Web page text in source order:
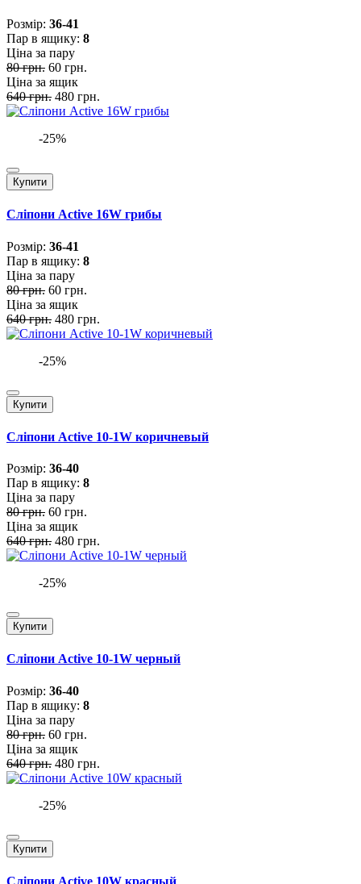
Розмiр: 36-41
Пар в ящику: 8
Ціна за пару
80 грн. 60 грн.
Ціна за ящик
640 грн. 480 грн.
-25%
Купити
Сліпони Active 16W грибы
Розмiр: 36-41
Пар в ящику: 8
Ціна за пару
80 грн. 60 грн.
Ціна за ящик
640 грн. 480 грн.
-25%
Купити
Сліпони Active 10-1W коричневый
Розмiр: 36-40
Пар в ящику: 8
Ціна за пару
80 грн. 60 грн.
Ціна за ящик
640 грн. 480 грн.
-25%
Купити
Сліпони Active 10-1W черный
Розмiр: 36-40
Пар в ящику: 8
Ціна за пару
80 грн. 60 грн.
Ціна за ящик
640 грн. 480 грн.
-25%
Купити
Сліпони Active 10W красный